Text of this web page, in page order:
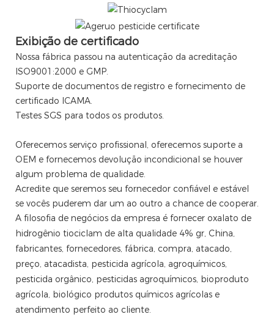
Exibição de certificado
Nossa fábrica passou na autenticação da acreditação
ISO9001:2000 e GMP.
Suporte de documentos de registro e fornecimento de
certificado ICAMA.
Testes SGS para todos os produtos.
Oferecemos serviço profissional, oferecemos suporte a
OEM e fornecemos devolução incondicional se houver
algum problema de qualidade.
Acredite que seremos seu fornecedor confiável e estável
se vocês puderem dar um ao outro a chance de cooperar.
A filosofia de negócios da empresa é fornecer oxalato de
hidrogênio tiociclam de alta qualidade 4% gr, China,
fabricantes, fornecedores, fábrica, compra, atacado,
preço, atacadista, pesticida agrícola, agroquímicos,
pesticida orgânico, pesticidas agroquímicos, bioproduto
agrícola, biológico produtos químicos agrícolas e
atendimento perfeito ao cliente.